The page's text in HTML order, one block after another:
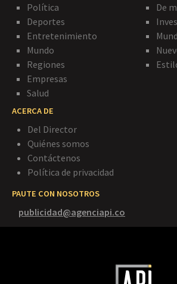
Política
Deportes
Entretenimiento
Mundo
Regiones
Empresas
Salud
De
ACERCA DE
Del Director
Quiénes somos
Contáctenos
Política de privacidad
PAUTE CON NOSOTROS
publicidad@agenciapi.co